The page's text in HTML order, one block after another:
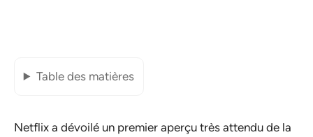
Table des matières
Netflix a dévoilé un premier aperçu très attendu de la